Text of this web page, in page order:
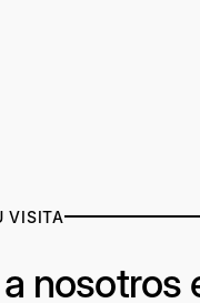
VISITA
nosotros